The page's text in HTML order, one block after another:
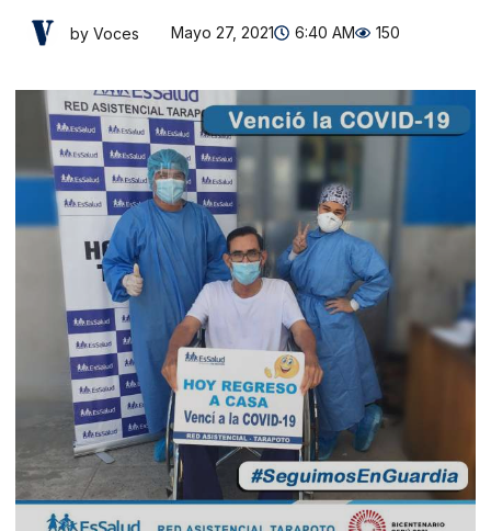
by Voces Mayo 27, 2021 6:40 AM 150